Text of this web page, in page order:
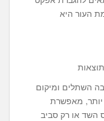
העור היא
השתלים ומיקום
יותר, מאפשרת
השד או רק סביב